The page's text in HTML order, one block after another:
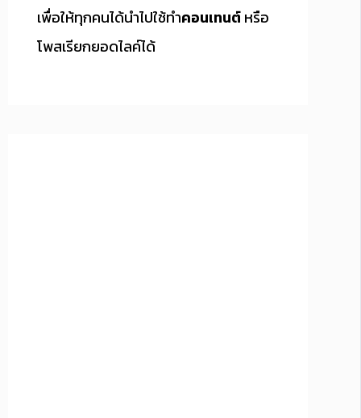
เพื่อให้ทุกคนได้นำไปใช้ทำคอนเทนต์หรือ
โพสเรียกยอดไลค์ได้